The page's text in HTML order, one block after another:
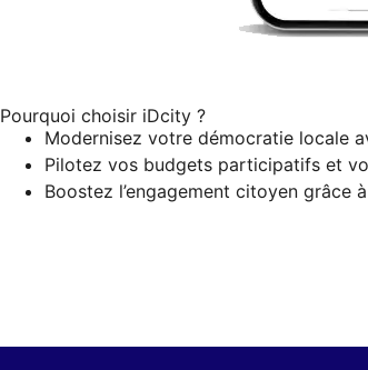
Pourquoi choisir iDcity ?
Modernisez votre démocratie locale
Pilotez vos budgets participatifs et
Boostez l’engagement citoyen grâce